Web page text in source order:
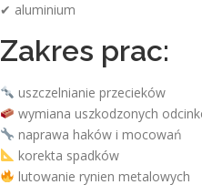
✔ aluminium
Zakres prac:
uszczelnianie przecieków
wymiana uszkodzonych
naprawa haków i mocowań
korekta spadków
lutowanie rynien metalowych